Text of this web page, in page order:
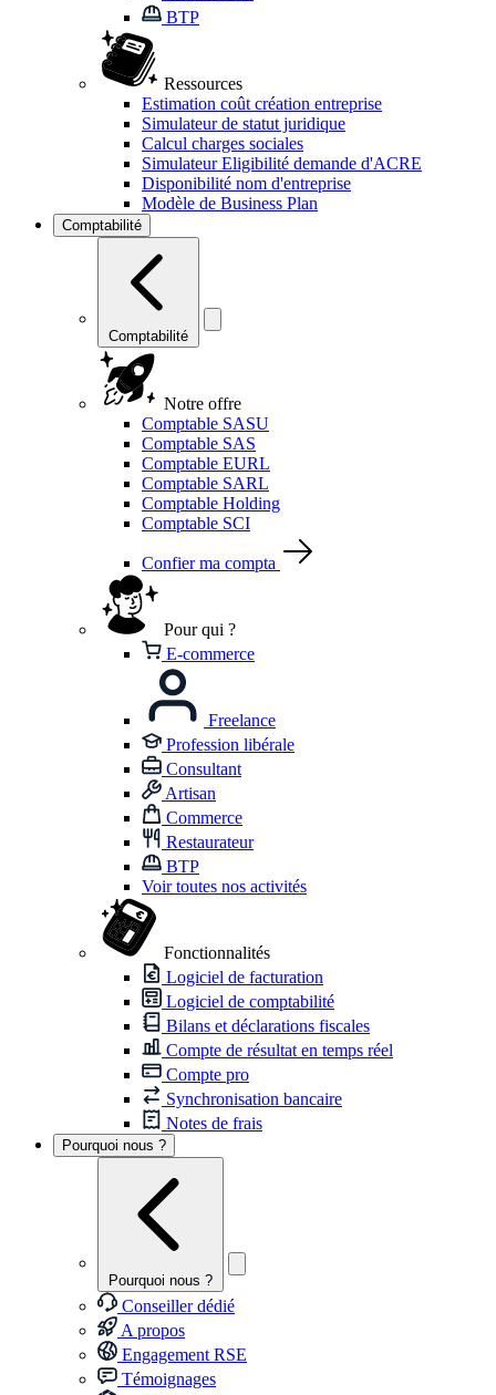
BTP
Ressources
Estimation coût création entreprise
Simulateur de statut juridique
Calcul charges sociales
Simulateur Eligibilité demande d'ACRE
Disponibilité nom d'entreprise
Modèle de Business Plan
Comptabilité
Comptabilité
Notre offre
Comptable SASU
Comptable SAS
Comptable EURL
Comptable SARL
Comptable Holding
Comptable SCI
Confier ma compta
Pour qui ?
E-commerce
Freelance
Profession libérale
Consultant
Artisan
Commerce
Restaurateur
BTP
Voir toutes nos activités
Fonctionnalités
Logiciel de facturation
Logiciel de comptabilité
Bilans et déclarations fiscales
Compte de résultat en temps réel
Compte pro
Synchronisation bancaire
Notes de frais
Pourquoi nous ?
Pourquoi nous ?
Conseiller dédié
A propos
Engagement RSE
Témoignages